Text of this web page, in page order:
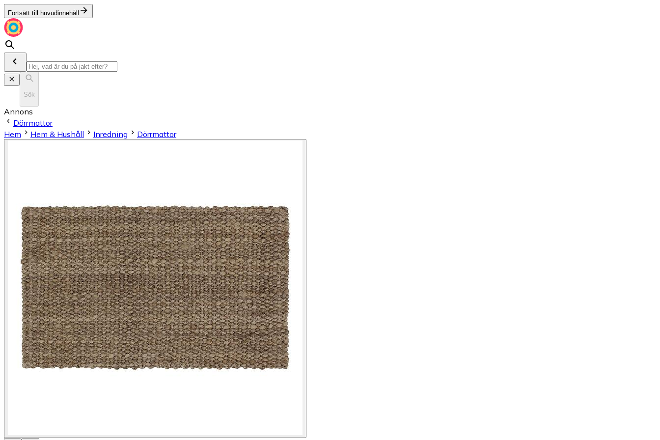
Fortsätt till huvudinnehåll
Sök
Annons
Dörrmattor
Hem
Hem & Hushåll Inredning Dörrmattor